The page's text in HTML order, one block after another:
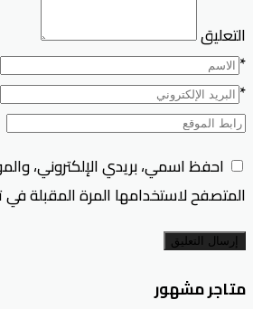
التعليق
*
*
احفظ اسمي، بريدي الإلكتروني،
المتصفح لاستخدامها المرة المقبلة
إرسال التعليق
متاجر مشهور